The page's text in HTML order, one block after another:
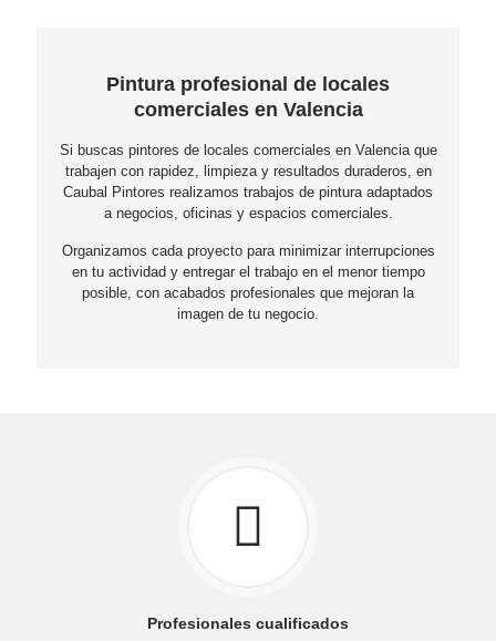
Pintura profesional de locales
comerciales en Valencia
Si buscas pintores de locales comerciales en Valencia que
trabajen con rapidez, limpieza y resultados duraderos, en
Caubal Pintores realizamos trabajos de pintura adaptados
a negocios, oficinas y espacios comerciales.
Organizamos cada proyecto para minimizar interrupciones
en tu actividad y entregar el trabajo en el menor tiempo
posible, con acabados profesionales que mejoran la
imagen de tu negocio.
Profesionales cualificados